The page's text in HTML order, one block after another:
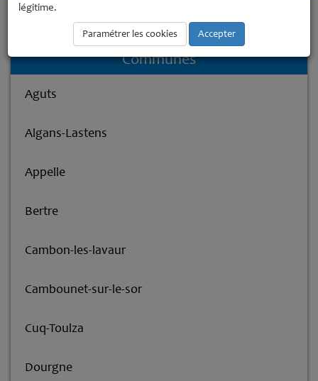
Accueil La Communauté de Communes
Saint-Sernin-lès-Lavaur
Communes
Aguts
Algans-Lastens
Appelle
Bertre
Cambon-les-lavaur
Cambounet-sur-le-sor
Cuq-Toulza
Dourgne
légitime.
Paramétrer les cookies Accepter